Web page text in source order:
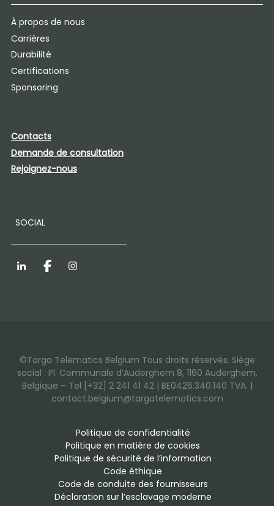
À propos de nous
Carrières
Durabilité
Certifications
Sponsoring
Contacts
Demande de consultation
Rejoignez-nous
SOCIAL
LinkedInFacebookInstagram
©Targa Telematics Belgium Tous droits réservés. Siège
social : Pl. Communale d’Auderghem 8, 1160 Auderghem,
Belgique – Tel [+32] 2 241 41 42 | BE0426.340.140 TVA. |
contact.belgium@targatelematics.com
Politique de confidentialité
Politique en matière de cookies
Politique de sécurité de l’information
Code éthique
Code de conduite des fournisseurs
Déclaration sur l’esclavage moderne